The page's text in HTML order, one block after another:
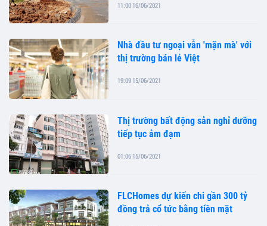
11:00 16/06/2021
Nhà đầu tư ngoại vẫn 'mặn mà' với
thị trường bán lẻ Việt
19:09 15/06/2021
Thị trường bất động sản nghỉ dưỡng
tiếp tục ảm đạm
01:06 15/06/2021
FLCHomes dự kiến chi gần 300 tỷ
đồng trả cổ tức bằng tiền mặt